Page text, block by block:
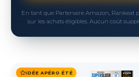
En tant que Partenaire Amazon, Rankeat
sur les achats éligibles. Aucun coût
IDÉE APÉRO ÉTÉ